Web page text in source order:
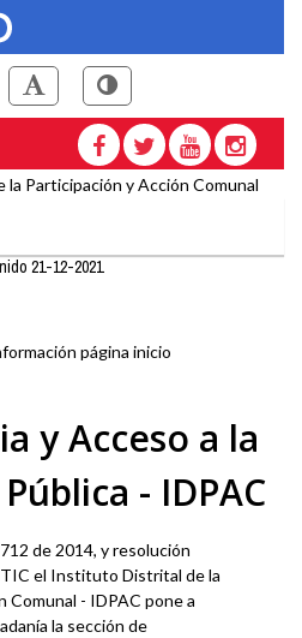
de la
21-12-2021
página inicio
y Acceso a la
- IDPAC
de 2014, y resolución
el Instituto Distrital de la
Comunal - IDPAC pone a
la sección de